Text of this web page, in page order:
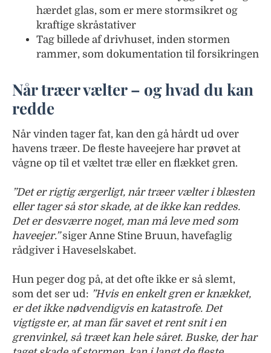
hærdet glas, som er mere stormsikret og
kraftige skråstativer
Tag billede af drivhuset, inden stormen
rammer, som dokumentation til forsikringen
Når træer vælter – og hvad du kan
redde
Når vinden tager fat, kan den gå hårdt ud over
havens træer. De fleste haveejere har prøvet at
vågne op til et væltet træ eller en flækket gren.
”Det er rigtig ærgerligt, når træer vælter i blæsten
eller tager så stor skade, at de ikke kan reddes.
Det er desværre noget, man må leve med som
haveejer.”siger Anne Stine Bruun, havefaglig
rådgiver i Haveselskabet.
Hun peger dog på, at det ofte ikke er så slemt,
som det ser ud: ”Hvis en enkelt gren er knækket,
er det ikke nødvendigvis en katastrofe. Det
vigtigste er, at man får savet et rent snit i en
grenvinkel, så træet kan hele såret. Buske, der har